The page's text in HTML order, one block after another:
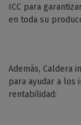
ICC para
en toda su
Además, Caldera
para ayudar a los
rentabilidad: